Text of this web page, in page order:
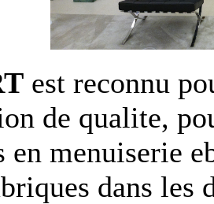
est reconnu
de qualite,
en menuiserie
dans les